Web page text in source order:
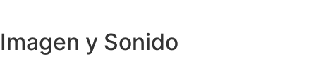
Imagen y Sonido